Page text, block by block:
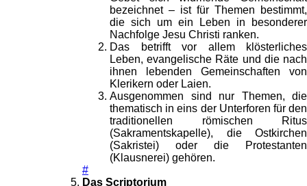
bezeichnet – ist für Themen bestimmt,
die sich um ein Leben in besonderer
Nachfolge Jesu Christi ranken.
Das betrifft vor allem klösterliches
Leben, evangelische Räte und die nach
ihnen lebenden Gemeinschaften von
Klerikern oder Laien.
Ausgenommen sind nur Themen, die
thematisch in eins der Unterforen für den
traditionellen römischen Ritus
(Sakramentskapelle), die Ostkirchen
(Sakristei) oder die Protestanten
(Klausnerei) gehören.
#
Das Scriptorium